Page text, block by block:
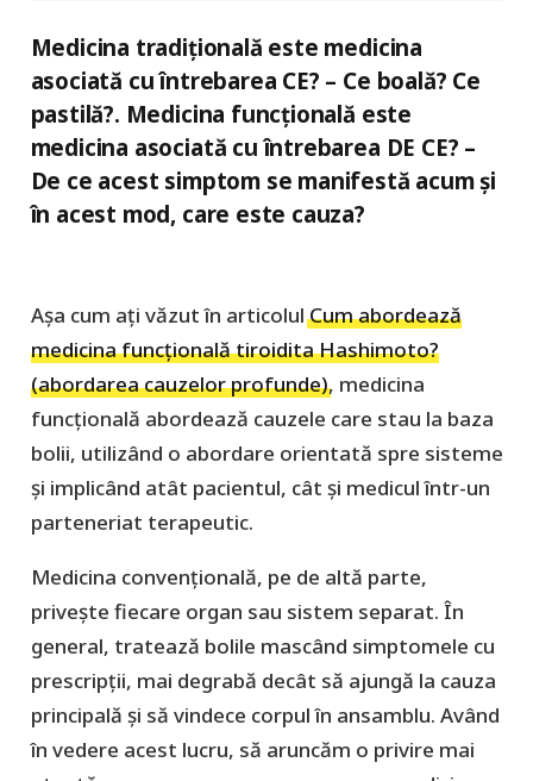
Medicina tradițională este medicina
asociată cu întrebarea CE? – Ce boală? Ce
pastilă?. Medicina funcțională este
medicina asociată cu întrebarea DE CE? –
De ce acest simptom se manifestă acum și
în acest mod, care este cauza?
Așa cum ați văzut în articolulCum abordează
medicina funcțională tiroidita Hashimoto?
(abordarea cauzelor profunde), medicina
funcțională abordează cauzele care stau la baza
bolii, utilizând o abordare orientată spre sisteme
și implicând atât pacientul, cât și medicul într-un
parteneriat terapeutic.
Medicina convențională, pe de altă parte,
privește fiecare organ sau sistem separat. În
general, tratează bolile mascând simptomele cu
prescripții, mai degrabă decât să ajungă la cauza
principală și să vindece corpul în ansamblu. Având
în vedere acest lucru, să aruncăm o privire mai